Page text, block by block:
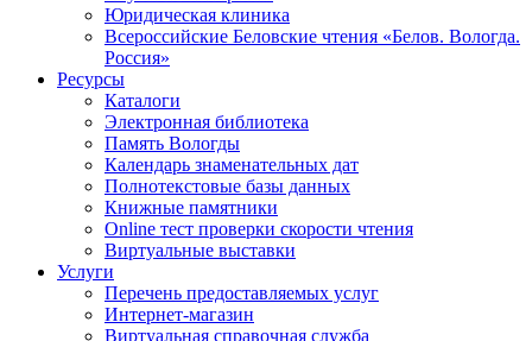
Юридическая клиника
Всероссийские Беловские чтения «Белов. Вологда.
Россия»
Ресурсы
Каталоги
Электронная библиотека
Память Вологды
Календарь знаменательных дат
Полнотекстовые базы данных
Книжные памятники
Online тест проверки скорости чтения
Виртуальные выставки
Услуги
Перечень предоставляемых услуг
Интернет-магазин
Виртуальная справочная служба